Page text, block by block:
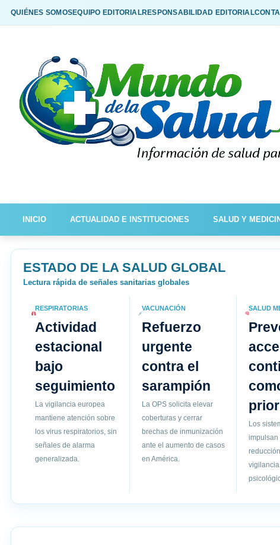
QUIÉNES SOMOSEQUIPO EDITORIALRESPONSABILIDAD EDITORIAL
INICIO ACTUALIDAD E INSTITUCIONES SALUD Y
ESTADO DE LA SALUD GLOBAL
Lectura rápida de señales sanitarias globales
RESPIRATORIAS
Actividad
estacional
bajo
seguimiento
La vigilancia europea
mantiene atención sobre
los virus respiratorios, sin
señales de alarma
generalizada.
VACUNACIÓN
Refuerzo
urgente
contra el
sarampión
La OPS solicita elevar
coberturas y cerrar
brechas de inmunización
ante el aumento de casos
en América.
SALUD
Los
impulsan